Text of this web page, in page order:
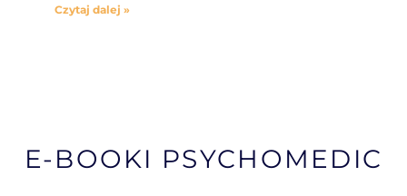
Czytaj dalej »
E-BOOKI PSYCHOMEDIC